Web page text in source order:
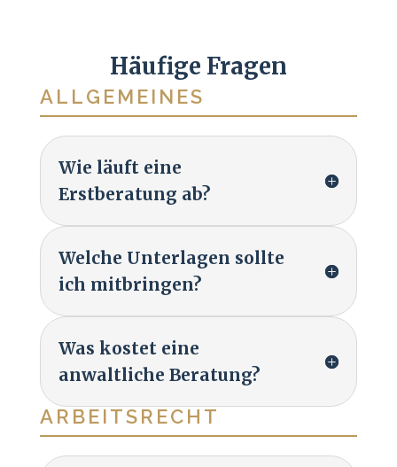
Häufige Fragen
ALLGEMEINES
Wie läuft eine
Erstberatung ab?
Welche Unterlagen sollte
ich mitbringen?
Was kostet eine
anwaltliche Beratung?
ARBEITSRECHT